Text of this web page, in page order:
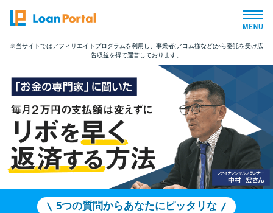
トップページ
おすすめコンテンツ
総合人気ランキング
とにかくすぐ借りたい方向け
バレずに借りたい方向け
※当サイトではアフィリエイトプログラムを利用し、事業者(アコム様など)から委託を受け広
告収益を得て運営しております。
5つの質問からあなたにピッタリな